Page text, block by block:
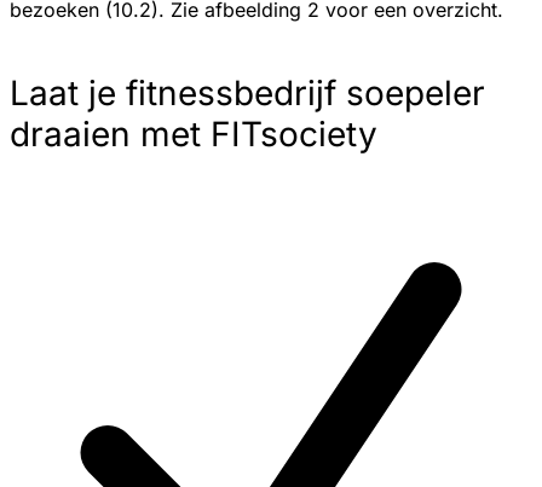
bezoeken (10.2). Zie afbeelding 2 voor een overzicht.
Laat je fitnessbedrijf soepeler
draaien met FITsociety